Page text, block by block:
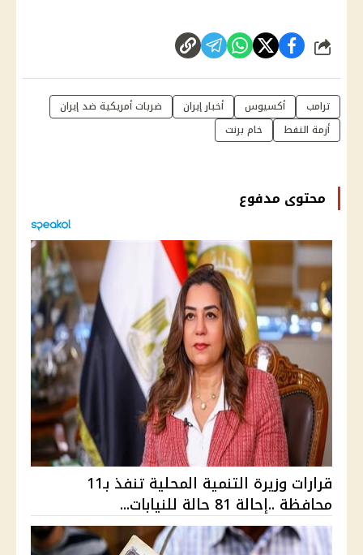
شارك
ترامب أكسيوس أخبار إيران
ضربات أمريكية ضد إيران
أزمة النفط
خام برنت
محتوى مدفوع
قرارات وزيرة التنمية المحلية تنفذ بـ11
محافظة ..إحالة 81 حالة للنيابات...